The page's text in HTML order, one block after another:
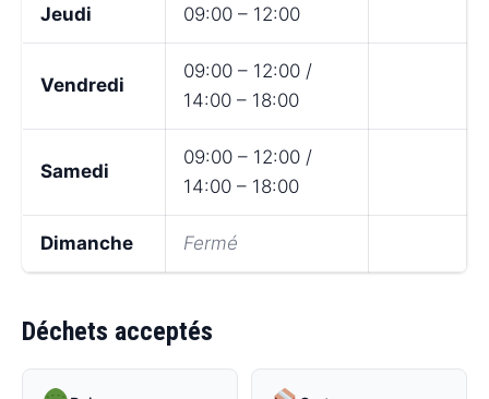
Jeudi 09:00 – 12:00
Vendredi
09:00 – 12:00 /
14:00 – 18:00
Samedi
09:00 – 12:00 /
14:00 – 18:00
Dimanche Fermé
Déchets acceptés